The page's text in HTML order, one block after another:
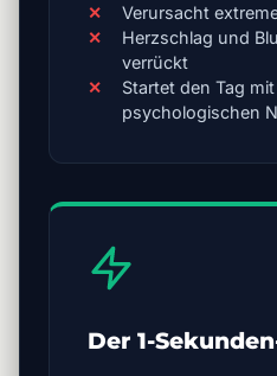
Verursacht
Herzschlag und
verrückt
Startet den Tag
psychologischen
Der 1-